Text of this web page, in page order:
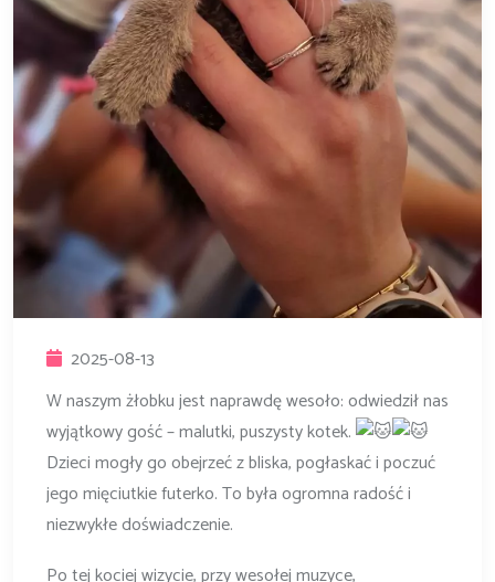
2025-08-13
W naszym żłobku jest naprawdę wesoło: odwiedził nas
wyjątkowy gość – malutki, puszysty kotek.
Dzieci mogły go obejrzeć z bliska, pogłaskać i poczuć
jego mięciutkie futerko. To była ogromna radość i
niezwykłe doświadczenie.
Po tej kociej wizycie, przy wesołej muzyce,